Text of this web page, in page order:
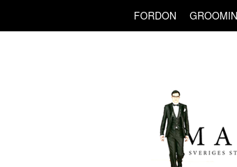
FORDON